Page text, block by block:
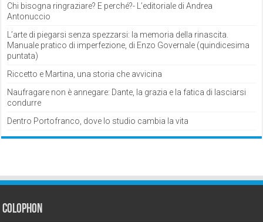
Chi bisogna ringraziare? E perché?- L’editoriale di Andrea
Antonuccio
L’arte di piegarsi senza spezzarsi: la memoria della rinascita.
Manuale pratico di imperfezione, di Enzo Governale (quindicesima
puntata)
Riccetto e Martina, una storia che avvicina
Naufragare non è annegare: Dante, la grazia e la fatica di lasciarsi
condurre
Dentro Portofranco, dove lo studio cambia la vita
Colophon